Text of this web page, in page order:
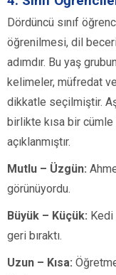
Dördüncü sınıf
öğrenilmesi, dil
adımdır. Bu yaş
kelimeler, müfredat
dikkatle seçilmiştir.
birlikte kısa bir
açıklanmıştır.
Mutlu – Üzgün:
görünüyordu.
Büyük – Küçük: Kedi
geri bıraktı.
Uzun – Kısa: